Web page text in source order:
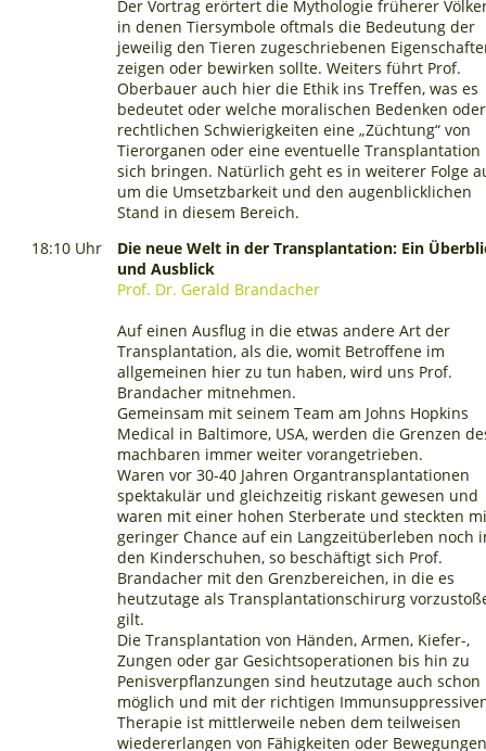
Der Vortrag erörtert die Mythologie früherer
in denen Tiersymbole oftmals die Bedeutung der
jeweilig den Tieren zugeschriebenen
zeigen oder bewirken sollte. Weiters führt Prof.
Oberbauer auch hier die Ethik ins Treffen, was es
bedeutet oder welche moralischen Bedenken oder
rechtlichen Schwierigkeiten eine „Züchtung“ von
Tierorganen oder eine eventuelle
sich bringen. Natürlich geht es in weiterer Folge
um die Umsetzbarkeit und den augenblicklichen
Stand in diesem Bereich.
18:10 Uhr
Die neue Welt in der Transplantation: Ein
und Ausblick
Prof. Dr. Gerald Brandacher
Auf einen Ausflug in die etwas andere Art der
Transplantation, als die, womit Betroffene im
allgemeinen hier zu tun haben, wird uns Prof.
Brandacher mitnehmen.
Gemeinsam mit seinem Team am Johns Hopkins
Medical in Baltimore, USA, werden die Grenzen
machbaren immer weiter vorangetrieben.
Waren vor 30-40 Jahren Organtransplantationen
spektakulär und gleichzeitig riskant gewesen und
waren mit einer hohen Sterberate und steckten
geringer Chance auf ein Langzeitüberleben noch
den Kinderschuhen, so beschäftigt sich Prof.
Brandacher mit den Grenzbereichen, in die es
heutzutage als Transplantationschirurg
gilt.
Die Transplantation von Händen, Armen, Kiefer-,
Zungen oder gar Gesichtsoperationen bis hin zu
Penisverpflanzungen sind heutzutage auch schon
möglich und mit der richtigen
Therapie ist mittlerweile neben dem teilweisen
wiedererlangen von Fähigkeiten oder